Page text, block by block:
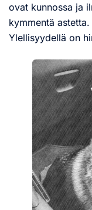
ovat kunnossa ja
kymmentä
Ylellisyydellä on